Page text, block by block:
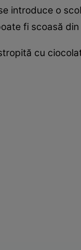
introduce o
fi scoasă
cu